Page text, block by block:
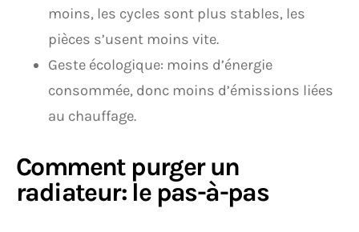
moins, les cycles sont plus stables, les
pièces s’usent moins vite.
Geste écologique: moins d’énergie
consommée, donc moins d’émissions liées
au chauffage.
Comment purger un
radiateur: le pas-à-pas